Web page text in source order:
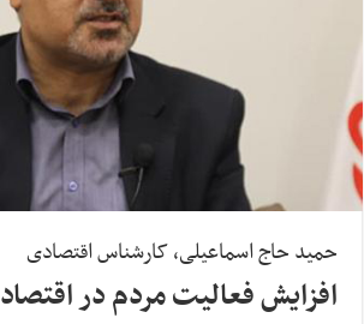
حمید حاج اسماعیلی، کارشناس اقتصادی
افزایش فعالیت مردم در اقتصاد